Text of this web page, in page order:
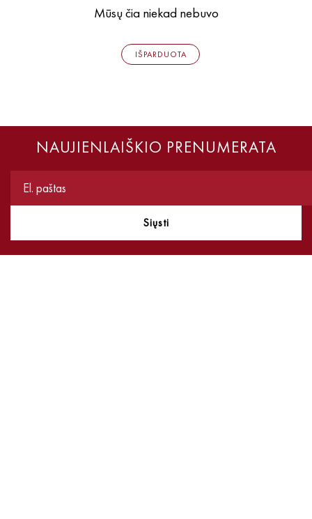
Mūsų čia niekad nebuvo
IŠPARDUOTA
NAUJIENLAIŠKIO PRENUMERATA
Siųsti